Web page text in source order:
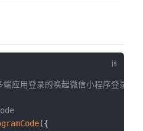
应用登录的唤起微信小程序登录成
({